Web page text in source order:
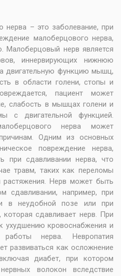
нерва – это заболевание, при
малоберцового нерва,
Малоберцовый нерв является
иннервирующих нижнюю
двигательную функцию мышц,
в области голени, стопы и
пациент может
слабость в мышцах голени и
с двигательной функцией.
нерва может
Одним из основных
повреждение нерва,
при сдавливании нерва, что
травм, таких как переломы
растяжения. Нерв может быть
сдавливании, например, при
в неудобной позе или при
сдавливает нерв. При
ухудшению кровоснабжения и
нерва. Невропатия
развиваться как осложнение
диабет, при котором
волокон вследствие